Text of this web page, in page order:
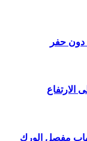
حفر
مفصل الورك